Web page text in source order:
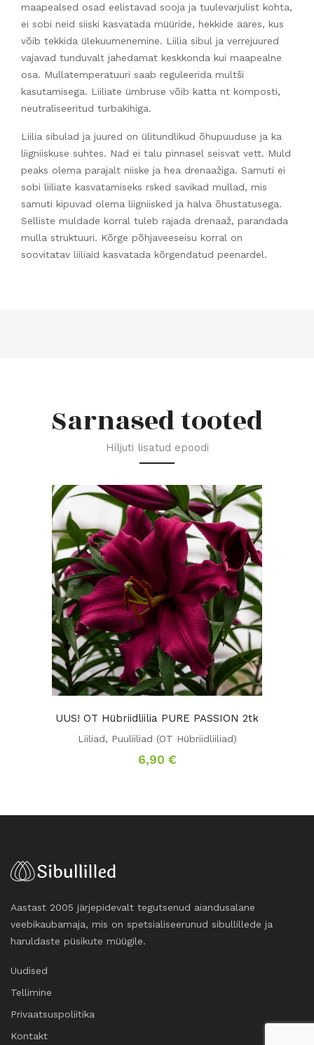
maapealsed osad eelistavad sooja ja tuulevarjulist kohta,
ei sobi neid siiski kasvatada müüride, hekkide ääres, kus
võib tekkida ülekuumenemine. Liilia sibul ja verrejuured
vajavad tunduvalt jahedamat keskkonda kui maapealne
osa. Mullatemperatuuri saab reguleerida multši
kasutamisega. Liiliate ümbruse võib katta nt komposti,
neutraliseeritud turbakihiga.
Liilia sibulad ja juured on ülitundlikud õhupuuduse ja ka
liigniiskuse suhtes. Nad ei talu pinnasel seisvat vett. Muld
peaks olema parajalt niiske ja hea drenaažiga. Samuti ei
sobi liiliate kasvatamiseks rsked savikad mullad, mis
samuti kipuvad olema liigniisked ja halva õhustatusega.
Selliste muldade korral tuleb rajada drenaaž, parandada
mulla struktuuri. Kõrge põhjaveeseisu korral on
soovitatav liiliaid kasvatada kõrgendatud peenardel.
Sarnased tooted
Hiljuti lisatud epoodi
UUS! OT Hübriidliilia PURE PASSION 2tk
Liiliad, Puuliiliad (OT Hübriidliiliad)
6,90 €
Aastast 2005 järjepidevalt tegutsenud aiandusalane
veebikaubamaja, mis on spetsialiseerunud sibullillede ja
haruldaste püsikute müügile.
Uudised
Tellimine
Privaatsuspoliitika
Kontakt